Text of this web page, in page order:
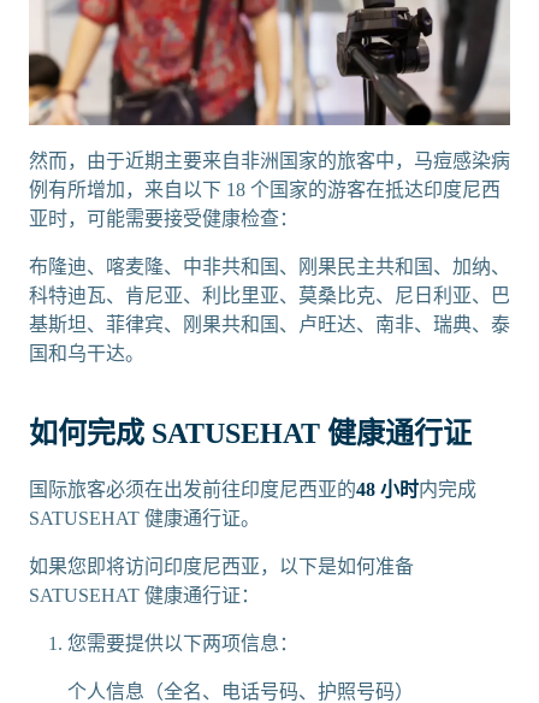
然而，由于近期主要来自非洲国家的旅客中，马痘感染病
例有所增加，来自以下 18 个国家的游客在抵达印度尼西
亚时，可能需要接受健康检查：
布隆迪、喀麦隆、中非共和国、刚果民主共和国、加纳、
科特迪瓦、肯尼亚、利比里亚、莫桑比克、尼日利亚、巴
基斯坦、菲律宾、刚果共和国、卢旺达、南非、瑞典、泰
国和乌干达。
如何完成 SATUSEHAT 健康通行证
国际旅客必须在出发前往印度尼西亚的48 小时内完成
SATUSEHAT 健康通行证。
如果您即将访问印度尼西亚，以下是如何准备
SATUSEHAT 健康通行证：
您需要提供以下两项信息：
个人信息（全名、电话号码、护照号码）